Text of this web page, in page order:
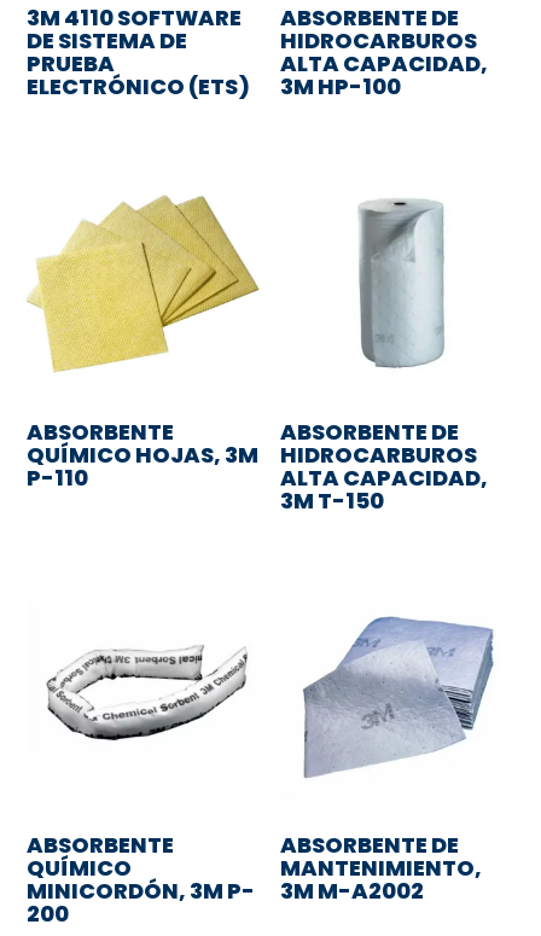
3M 4110 SOFTWARE
DE SISTEMA DE
PRUEBA
ELECTRÓNICO (ETS)
ABSORBENTE DE
HIDROCARBUROS
ALTA CAPACIDAD,
3M HP-100
ABSORBENTE
QUÍMICO HOJAS, 3M
P-110
ABSORBENTE DE
HIDROCARBUROS
ALTA CAPACIDAD,
3M T-150
ABSORBENTE
QUÍMICO
MINICORDÓN, 3M P-
200
ABSORBENTE DE
MANTENIMIENTO,
3M M-A2002